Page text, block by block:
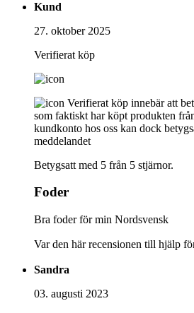
Kund
27. oktober 2025
Verifierat köp
Verifierat köp innebär att
som faktiskt har köpt produkten
kundkonto hos oss kan dock
meddelandet
Betygsatt med 5 från 5 stjärnor.
Foder
Bra foder för min Nordsvensk
Var den här recensionen till hjälp
Sandra
03. augusti 2023